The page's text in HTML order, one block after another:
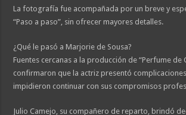
La fotografía fue acompañada por un breve y
“Paso a paso”, sin ofrecer mayores detalles.
¿Qué le pasó a Marjorie de Sousa?
Fuentes cercanas a la producción de “Perfume de
confirmaron que la actriz presentó
impidieron continuar con sus compromisos
Julio Camejo, su compañero de reparto, brindó